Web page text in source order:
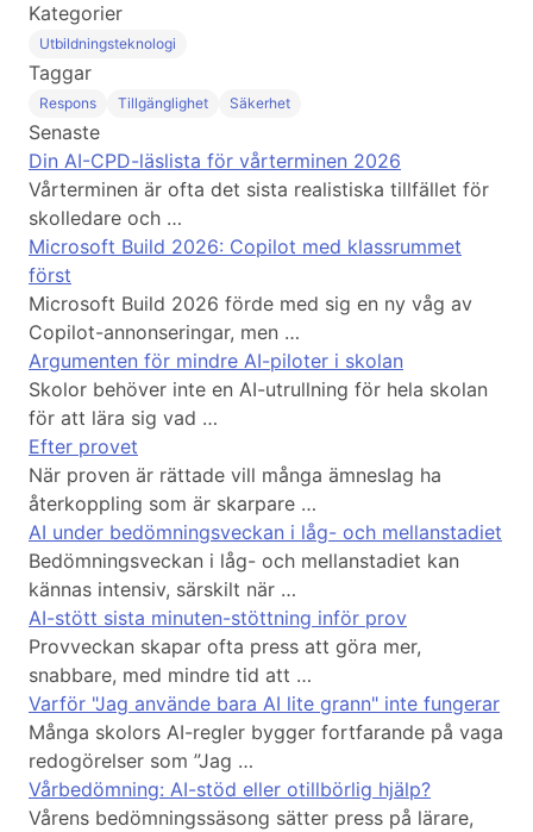
Kategorier
Utbildningsteknologi
Taggar
Respons Tillgänglighet Säkerhet
Senaste
Din AI-CPD-läslista för vårterminen 2026
Vårterminen är ofta det sista realistiska tillfället för
skolledare och …
Microsoft Build 2026: Copilot med klassrummet
först
Microsoft Build 2026 förde med sig en ny våg av
Copilot-annonseringar, men …
Argumenten för mindre AI-piloter i skolan
Skolor behöver inte en AI-utrullning för hela skolan
för att lära sig vad …
Efter provet
När proven är rättade vill många ämneslag ha
återkoppling som är skarpare …
AI under bedömningsveckan i låg- och mellanstadiet
Bedömningsveckan i låg- och mellanstadiet kan
kännas intensiv, särskilt när …
AI-stött sista minuten-stöttning inför prov
Provveckan skapar ofta press att göra mer,
snabbare, med mindre tid att …
Varför "Jag använde bara AI lite grann" inte fungerar
Många skolors AI-regler bygger fortfarande på vaga
redogörelser som ”Jag …
Vårbedömning: AI-stöd eller otillbörlig hjälp?
Vårens bedömningssäsong sätter press på lärare,